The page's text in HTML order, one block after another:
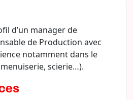
d’un manager de
de Production avec
notamment dans le
scierie…).